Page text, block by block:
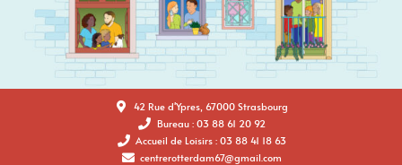
42 Rue d'Ypres, 67000 Strasbourg
Bureau : 03 88 61 20 92
Accueil de Loisirs : 03 88 41 18 63
centrerotterdam67@gmail.com